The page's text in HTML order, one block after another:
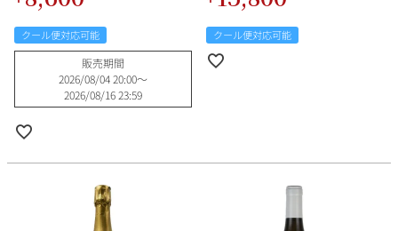
クール便対応可能
販売期間
2026/08/04 20:00〜
2026/08/16 23:59
クール便対応可能